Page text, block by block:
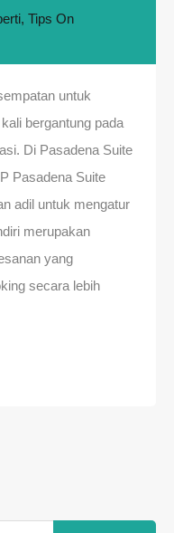
, Tips On
untuk
bergantung pada
Di Pasadena Suite
Pasadena Suite
adil untuk mengatur
merupakan
yang
secara lebih